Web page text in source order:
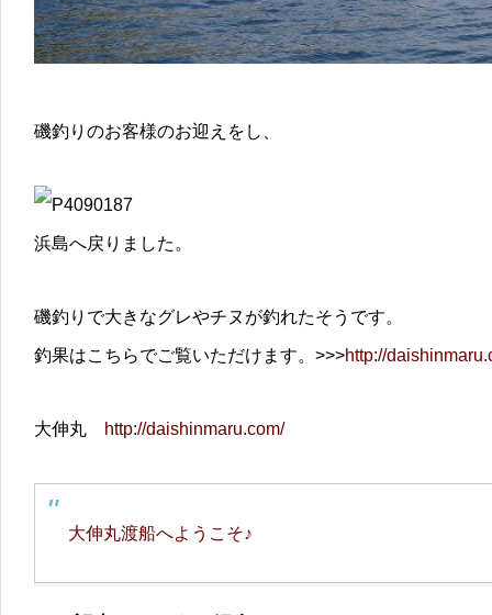
磯釣りのお客様のお迎えをし、
浜島へ戻りました。
磯釣りで大きなグレやチヌが釣れたそうです。
釣果はこちらでご覧いただけます。>>>http://
大伸丸 http://daishinmaru.com/
大伸丸渡船へようこそ♪